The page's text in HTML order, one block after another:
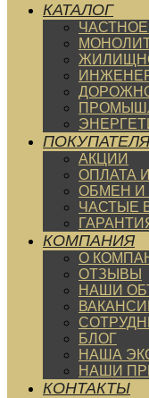
КАТАЛОГ
АКЦИИ
ОПЛАТА
ОБМЕН И
ЧАСТЫЕ
КОМПАНИЯ
О
ОТЗЫВЫ
НАШИ
БЛОГ
НАША
НАШИ
КОНТАКТЫ